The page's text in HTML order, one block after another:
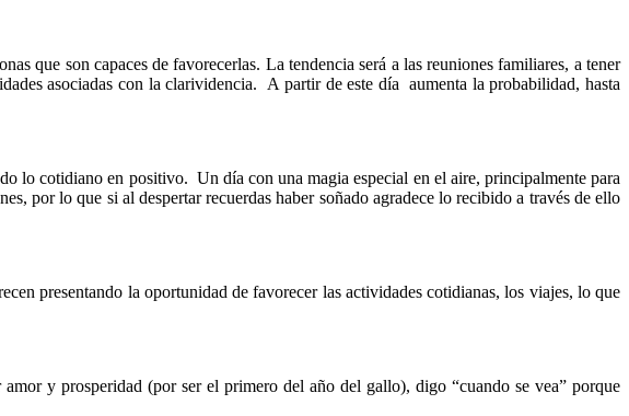
que son capaces de favorecerlas. La tendencia será a las reuniones familiares, a tener
asociadas con la clarividencia. A partir de este día aumenta la probabilidad, hasta
lo cotidiano en positivo. Un día con una magia especial en el aire, principalmente para
por lo que si al despertar recuerdas haber soñado agradece lo recibido a través de ello
presentando la oportunidad de favorecer las actividades cotidianas, los viajes, lo que
y prosperidad (por ser el primero del año del gallo), digo “cuando se vea” porque